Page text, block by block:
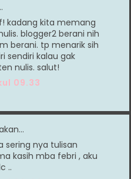
kadang kita memang
blogger2 berani nih
berani. tp menarik sih
sendiri kalau gak
nulis. salut!
09.33
sering nya tulisan
kasih mba febri , aku
..